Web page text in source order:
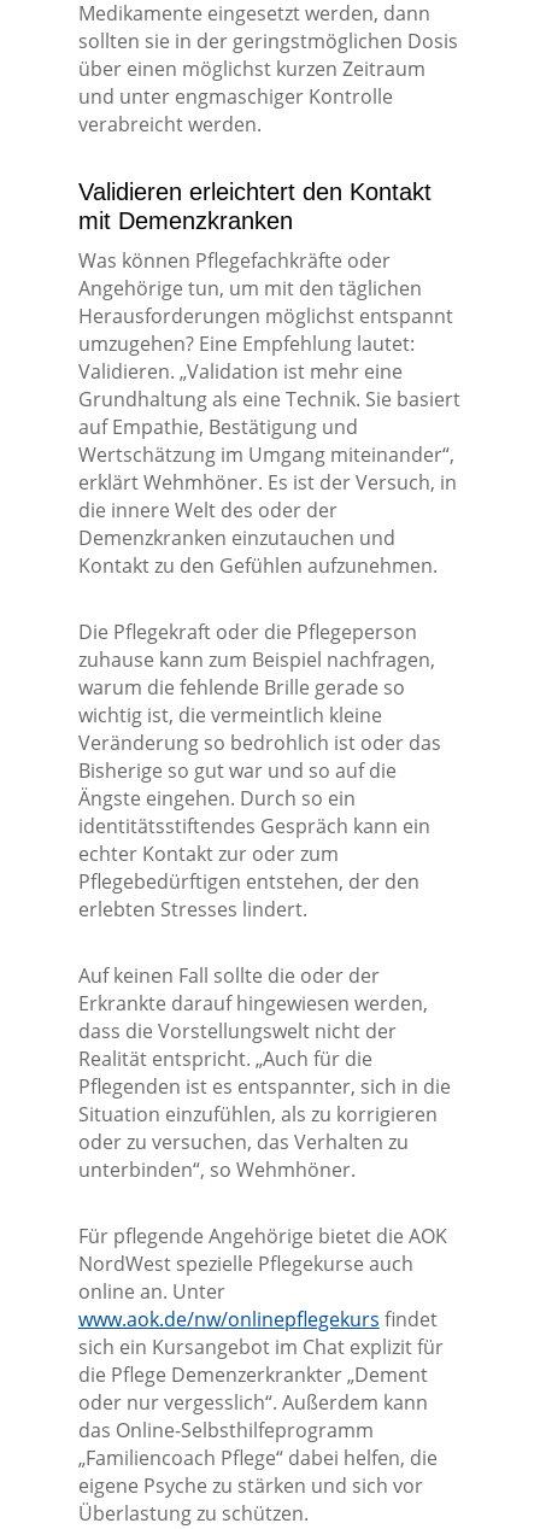
Medikamente eingesetzt werden, dann
sollten sie in der geringstmöglichen Dosis
über einen möglichst kurzen Zeitraum
und unter engmaschiger Kontrolle
verabreicht werden.
Validieren erleichtert den Kontakt
mit Demenzkranken
Was können Pflegefachkräfte oder
Angehörige tun, um mit den täglichen
Herausforderungen möglichst entspannt
umzugehen? Eine Empfehlung lautet:
Validieren. „Validation ist mehr eine
Grundhaltung als eine Technik. Sie basiert
auf Empathie, Bestätigung und
Wertschätzung im Umgang miteinander“,
erklärt Wehmhöner. Es ist der Versuch, in
die innere Welt des oder der
Demenzkranken einzutauchen und
Kontakt zu den Gefühlen aufzunehmen.
Die Pflegekraft oder die Pflegeperson
zuhause kann zum Beispiel nachfragen,
warum die fehlende Brille gerade so
wichtig ist, die vermeintlich kleine
Veränderung so bedrohlich ist oder das
Bisherige so gut war und so auf die
Ängste eingehen. Durch so ein
identitätsstiftendes Gespräch kann ein
echter Kontakt zur oder zum
Pflegebedürftigen entstehen, der den
erlebten Stresses lindert.
Auf keinen Fall sollte die oder der
Erkrankte darauf hingewiesen werden,
dass die Vorstellungswelt nicht der
Realität entspricht. „Auch für die
Pflegenden ist es entspannter, sich in die
Situation einzufühlen, als zu korrigieren
oder zu versuchen, das Verhalten zu
unterbinden“, so Wehmhöner.
Für pflegende Angehörige bietet die AOK
NordWest spezielle Pflegekurse auch
online an. Unter
www.aok.de/nw/onlinepflegekurs findet
sich ein Kursangebot im Chat explizit für
die Pflege Demenzerkrankter „Dement
oder nur vergesslich“. Außerdem kann
das Online-Selbsthilfeprogramm
„Familiencoach Pflege“ dabei helfen, die
eigene Psyche zu stärken und sich vor
Überlastung zu schützen.